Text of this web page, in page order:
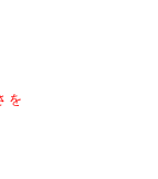
を